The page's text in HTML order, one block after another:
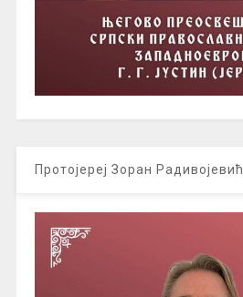
Протојереј Зоран Радивојевић